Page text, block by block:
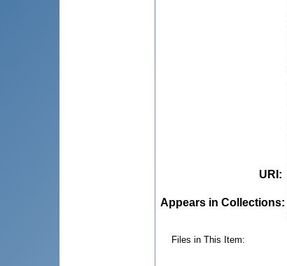
URI :
Appears in Collections:
Files in This Item: